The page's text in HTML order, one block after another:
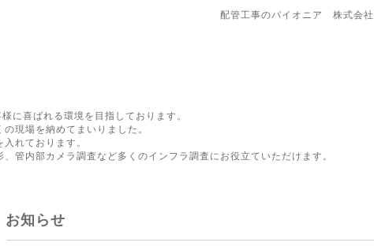
配管工事のパイオニア 株式会社
に喜ばれる環境を目指しております。
現場を納めてまいりました。
れております。
管内部カメラ調査など多くのインフラ調査にお役立ていただけます。
お知らせ